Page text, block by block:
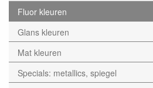
Fluor kleuren
Glans kleuren
Mat kleuren
Specials: metallics, spiegel